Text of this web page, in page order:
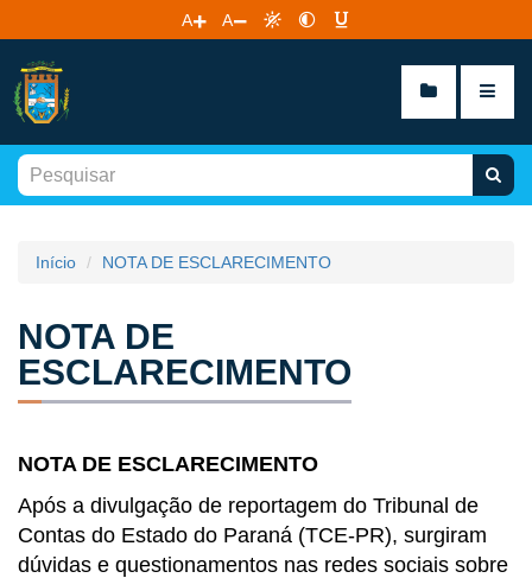
A A
Início NOTA DE ESCLARECIMENTO
NOTA DE
ESCLARECIMENTO
NOTA DE ESCLARECIMENTO
Após a divulgação de reportagem do Tribunal de
Contas do Estado do Paraná (TCE-PR), surgiram
dúvidas e questionamentos nas redes sociais sobre